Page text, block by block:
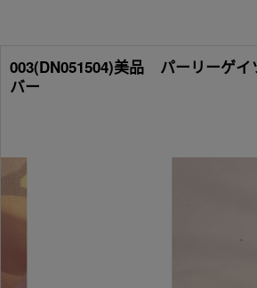
003(DN051504)美品 パーリーゲ
バー